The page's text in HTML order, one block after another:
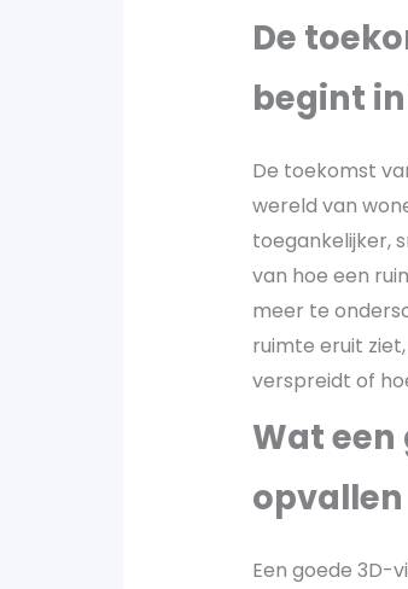
De
begint in
De toekomst
wereld van
toegankelijker,
van hoe een
meer te
ruimte eruit
verspreidt of
Wat
opvallen
Een goede 3D-